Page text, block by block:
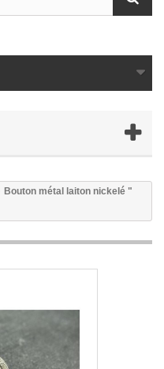
Bouton métal laiton nickelé "